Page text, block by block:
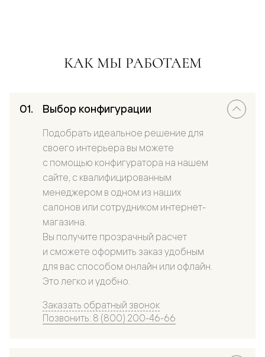
КАК МЫ РАБОТАЕМ
Выбор конфигурации
Подобрать идеальное решение для
своего интерьера вы можете
с помощью конфигуратора на нашем
сайте, с квалифицированным
менеджером в одном из наших
салонов или сотрудником интернет-
магазина.
Вы получите прозрачный расчет
и сможете оформить заказ удобным
для вас способом онлайн или офлайн.
Это легко и удобно.
Заказать обратный звонок
Позвонить: 8 (800) 200-46-66